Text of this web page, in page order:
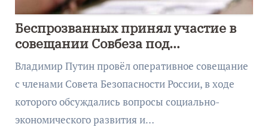
Беспрозванных принял участие в
совещании Совбеза под
руководством Путина
Владимир Путин провёл оперативное совещание
с членами Совета Безопасности России, в ходе
которого обсуждались вопросы социально-
экономического развития и…